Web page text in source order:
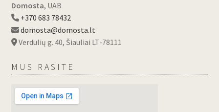
Domosta, UAB
+370 683 78432
domosta@domosta.lt
Verdulių g. 40, Šiauliai LT-78111
MUS RASITE